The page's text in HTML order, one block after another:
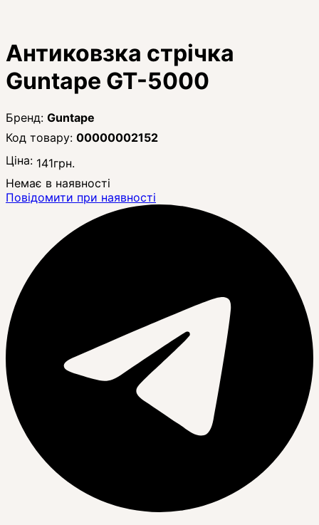
Антиковзка стрічка
Guntape GT-5000
Guntape
00000002152
Ціна: 141грн.
Немає в наявності
Повідомити при наявності